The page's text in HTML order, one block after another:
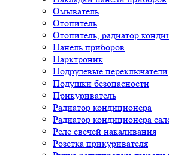
Омыватель
Отопитель
Отопитель, радиатор
Панель приборов
Парктроник
Подрулевые переключатели
Подушки безопасности
Прикуриватель
Радиатор кондиционера
Радиатор кондиционера
Реле свечей накаливания
Розетка прикуривателя